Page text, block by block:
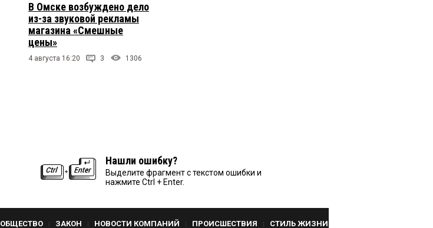
В Омске возбуждено дело
из-за звуковой рекламы
магазина «Смешные
цены»
4 августа 16:20 3 1306
Нашли ошибку?
Выделите фрагмент с текстом ошибки и
нажмите Ctrl + Enter.
ОБЩЕСТВО ЗАКОН НОВОСТИ КОМПАНИЙ ПРОИСШЕСТВИЯ СТИЛЬ ЖИЗНИ